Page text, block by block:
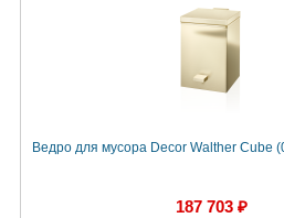
Ведро для мусора Decor Walther Cube
187 703 ₽